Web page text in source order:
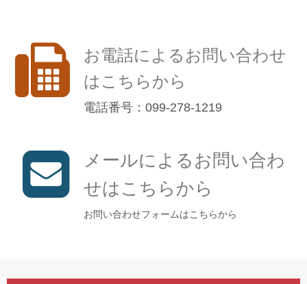
お電話によるお問い合わせ
はこちらから
電話番号：099-278-1219
メールによるお問い合わ
せはこちらから
お問い合わせフォームはこちらから